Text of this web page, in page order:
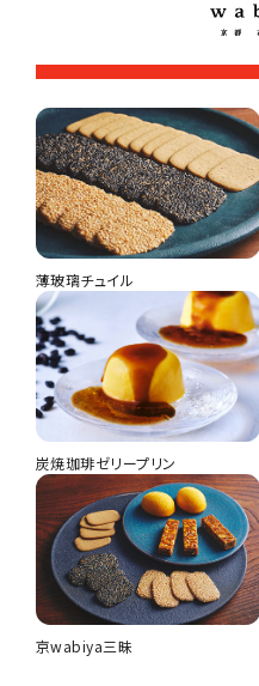
薄玻璃チュイル
炭焼珈琲ゼリープリン
京wabiya三昧